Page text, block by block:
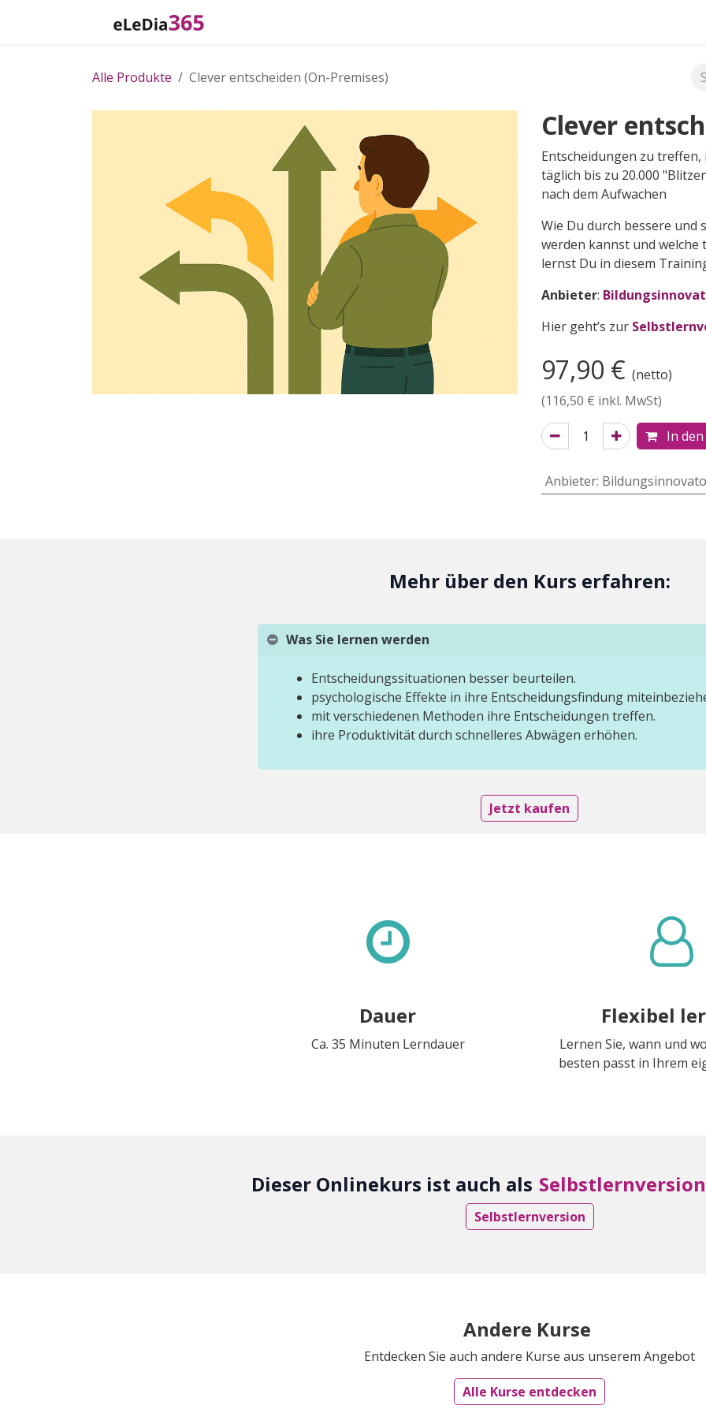
Alle Produkte Clever entscheiden (On-Premises)
Clever
Entscheidungen zu
täglich bis zu 20.000
nach dem Aufwachen
Wie Du durch bessere und
werden kannst und welche
lernst Du in diesem
Anbieter:
Hier geht’s zur
97,90 € (netto)
(116,50 € inkl. MwSt)
In
Anbieter:
Mehr über den Kurs erfahren:
Was Sie lernen werden
Entscheidungssituationen besser beurteilen.
psychologische Effekte in ihre Entscheidungsfindung
mit verschiedenen Methoden ihre Entscheidungen treffen.
ihre Produktivität durch schnelleres Abwägen erhöhen.
Jetzt kaufen
Dauer
Ca. 35 Minuten Lerndauer
Flexibel
Lernen Sie, wann und
besten passt in Ihrem
Dieser Onlinekurs ist auch als Selbstlernversion
Selbstlernversion
Andere Kurse
Entdecken Sie auch andere Kurse aus unserem Angebot
Alle Kurse entdecken